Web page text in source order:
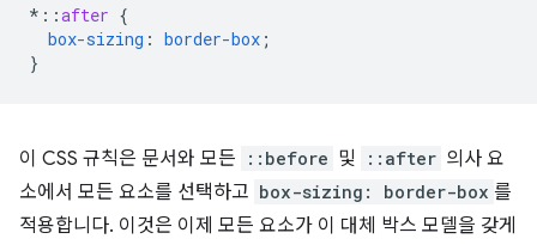
* ::after {
box-sizing : border-box ;
}
이 CSS 규칙은 문서와 모든 ::before 및 ::after 의사 요
소에서 모든 요소를 선택하고 box-sizing: border-box 를
적용합니다. 이것은 이제 모든 요소가 이 대체 박스 모델을 갖게